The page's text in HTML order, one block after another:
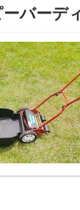
バーデ